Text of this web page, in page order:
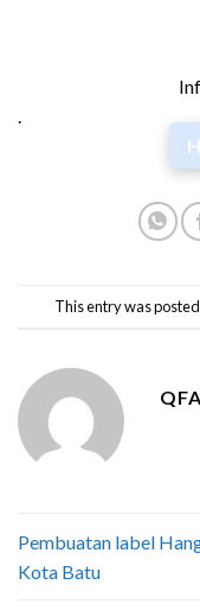
.
This entry was
Pembuatan label
Kota Batu